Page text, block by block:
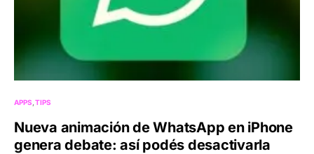
APPS TIPS
Nueva animación de WhatsApp en iPhone
genera debate: así podés desactivarla